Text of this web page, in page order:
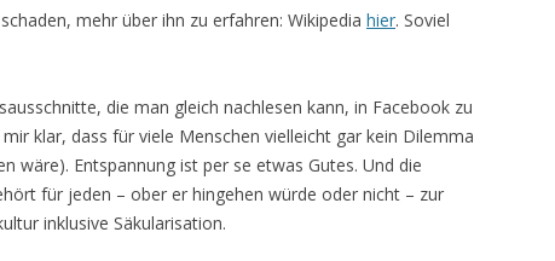
mehr über ihn zu erfahren: Wikipedia hier. Soviel
die man gleich nachlesen kann, in Facebook zu
klar, dass für viele Menschen vielleicht gar kein Dilemma
wäre). Entspannung ist per se etwas Gutes. Und die
für jeden – ober er hingehen würde oder nicht – zur
inklusive Säkularisation.